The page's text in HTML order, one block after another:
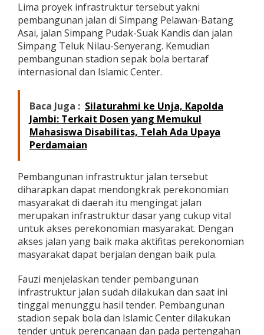
e
k
M
u
l
t
i
a
r
s
d
n
g
u
n
T
a
h
u
0
2
2
Lima proyek infrastruktur tersebut yakni
pembangunan jalan di Simpang Pelawan-Batang
Asai, jalan Simpang Pudak-Suak Kandis dan jalan
Simpang Teluk Nilau-Senyerang. Kemudian
pembangunan stadion sepak bola bertaraf
internasional dan Islamic Center.
Baca Juga : Silaturahmi ke Unja, Kapolda
Jambi: Terkait Dosen yang Memukul
Mahasiswa Disabilitas, Telah Ada Upaya
Perdamaian
Pembangunan infrastruktur jalan tersebut
diharapkan dapat mendongkrak perekonomian
masyarakat di daerah itu mengingat jalan
merupakan infrastruktur dasar yang cukup vital
untuk akses perekonomian masyarakat. Dengan
akses jalan yang baik maka aktifitas perekonomian
masyarakat dapat berjalan dengan baik pula.
Fauzi menjelaskan tender pembangunan
infrastruktur jalan sudah dilakukan dan saat ini
tinggal menunggu hasil tender. Pembangunan
stadion sepak bola dan Islamic Center dilakukan
tender untuk perencanaan dan pada pertengahan